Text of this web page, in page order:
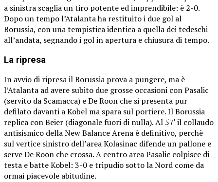
a sinistra scaglia un tiro potente ed imprendibile: è 2-0.
Dopo un tempo l’Atalanta ha restituito i due gol al
Borussia, con una tempistica identica a quella dei tedeschi
all’andata, segnando i gol in apertura e chiusura di tempo.
La ripresa
In avvio di ripresa il Borussia prova a pungere, ma è
l’Atalanta ad avere subito due grosse occasioni con Pasalic
(servito da Scamacca) e De Roon che si presenta pur
defilato davanti a Kobel ma spara sul portiere. Il Borussia
replica con Beier (diagonale fuori di nulla). Al 57′ il collaudo
antisismico della New Balance Arena è definitivo, perchè
sul vertice sinistro dell’area Kolasinac difende un pallone e
serve De Roon che crossa. A centro area Pasalic colpisce di
testa e batte Kobel: 3-0 e tripudio sotto la Nord come da
ormai piacevole abitudine.